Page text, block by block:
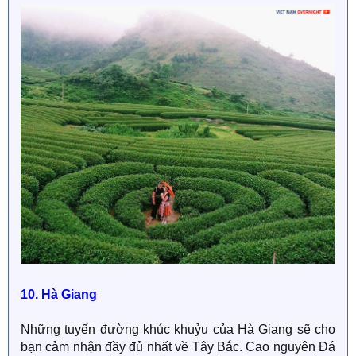
10. Hà Giang
Những tuyến đường khúc khuỷu của Hà Giang sẽ cho
bạn cảm nhận đầy đủ nhất về Tây Bắc. Cao nguyên Đá